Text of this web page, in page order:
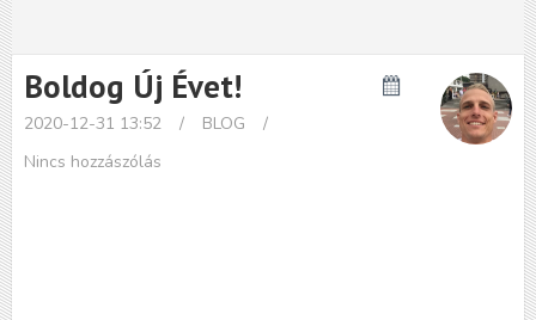
Boldog Új Évet!
2020-12-31 13:52 / BLOG
/
Nincs hozzászólás